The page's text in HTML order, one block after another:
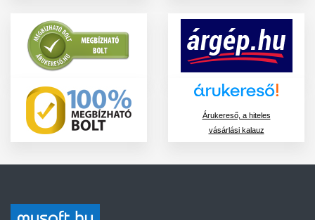
Árukereső, a hiteles
vásárlási kalauz